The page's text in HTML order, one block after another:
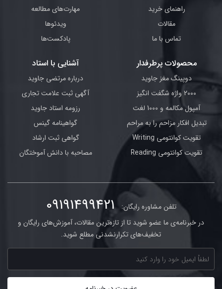
راهنمای خرید
مقالات
تماس با ما
مهارت‌های مطالعه
ویدئوها
پادکست‌ها
محصولات پرطرفدار
دوپینگ مغز جاوید
2000 واژه شگفت انگیز
آمپول مکالمه و 1000 لغت
تبدیل افکار مزاحم را به مراحم
تقویت کوانتومی Writing
تقویت کوانتومی Reading
آشنایی با استاد
درباره مرتضی جاوید
آگهی ثبت علامت تجاری
رزومه استاد جاوید
گواهینامه گینس
گواهی ثبت ارشاد
مصاحبه با دانش آموختگان
تلفن مشاوره رایگان: 09191499421
در خبرنامه‌ی ما عضو شوید تا از تازه‌ترین مقالات، آموزش‌های رایگان و
تخفیف‌های تکرارنشدنی مطلع شوید.